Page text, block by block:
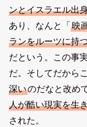
ンとイスラエル出
あり、なんと「 映
ランをルーツに持
だという。この事
だ。そしてだからこ
深いのだなと改め
人が酷い現実を生
された。